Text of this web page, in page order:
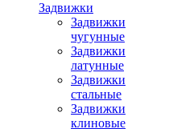
Задвижки
Задвижки
чугунные
Задвижки
латунные
Задвижки
стальные
Задвижки
клиновые